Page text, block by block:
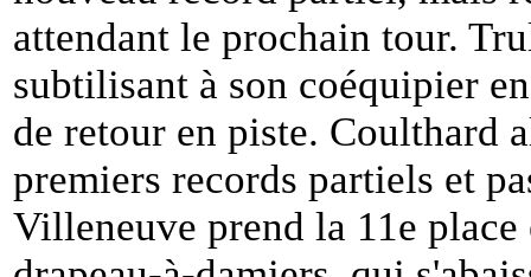
attendant le prochain tour.
subtilisant à son coéquipier
de retour en piste. Coulthard
premiers records partiels et
Villeneuve prend la 11e